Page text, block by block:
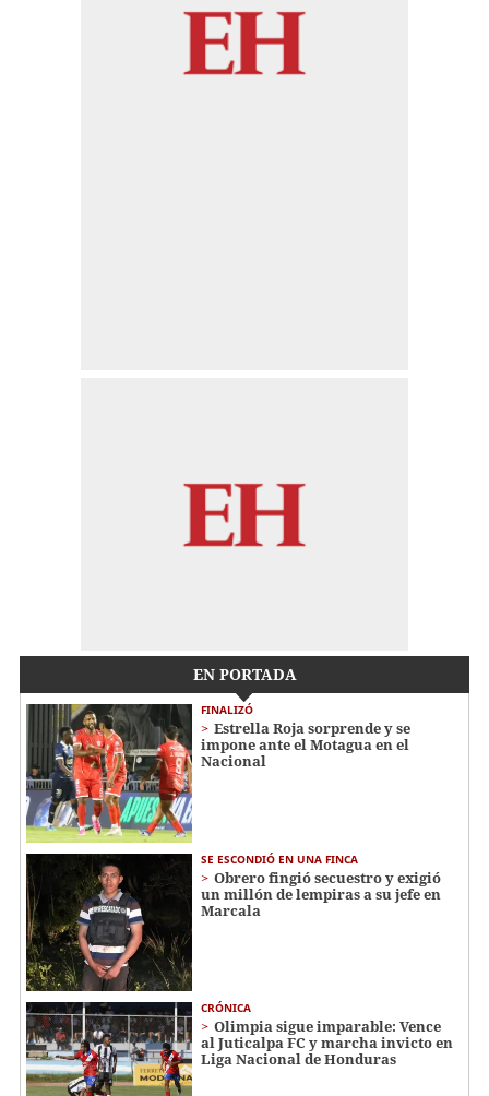
EN PORTADA
FINALIZÓ
Estrella Roja sorprende y se
impone ante el Motagua en el
Nacional
SE ESCONDIÓ EN UNA FINCA
Obrero fingió secuestro y exigió
un millón de lempiras a su jefe en
Marcala
CRÓNICA
Olimpia sigue imparable: Vence
al Juticalpa FC y marcha invicto en
Liga Nacional de Honduras